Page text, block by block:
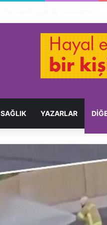
SAĞLIK YAZARLAR